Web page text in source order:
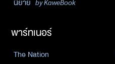
พาร์ทเนอร์
The Nation